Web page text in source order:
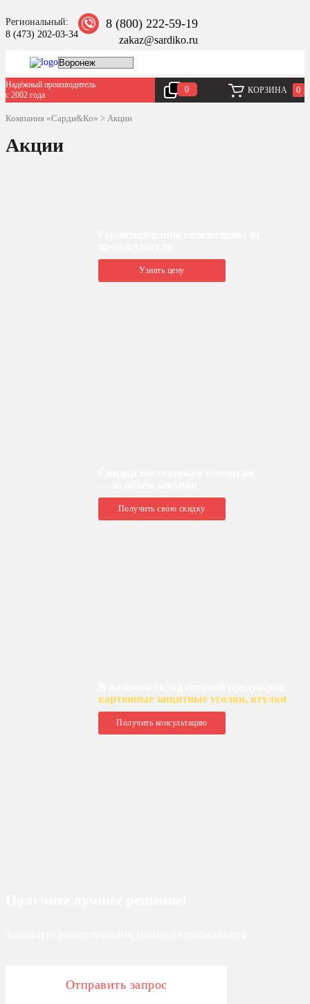
Региональный:
8 (473) 202-03-34
8 (800) 222-59-19
zakaz@sardiko.ru
Надёжный производитель
с 2002 года
0 КОРЗИНА 0
Компания «Сарди&Ко» > Акции
Акции
Узнать цену
Получить свою скидку
картонные защитные уголки, втулки
Получить консультацию
Отправить запрос